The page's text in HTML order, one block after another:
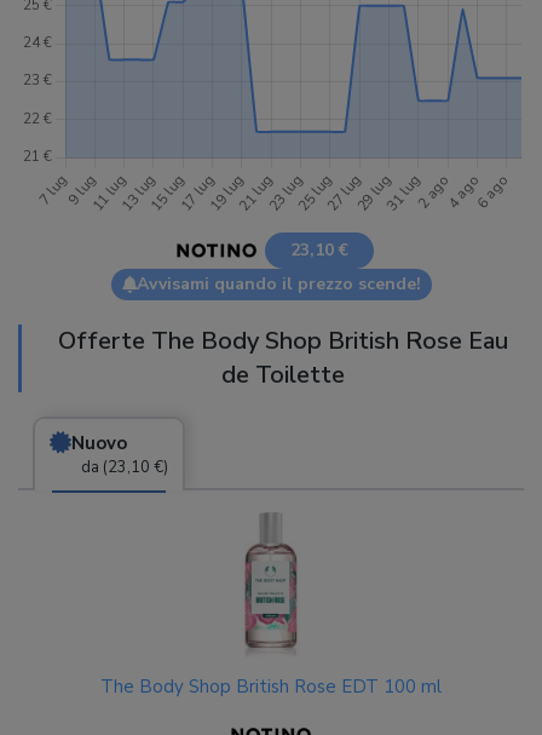
23,10 €
Avvisami quando il prezzo scende!
Offerte The Body Shop British Rose Eau
de Toilette
Nuovo
da (23,10 €)
The Body Shop British Rose EDT 100 ml